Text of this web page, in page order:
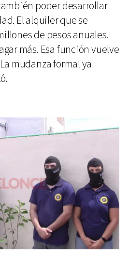
poder desarrollar
El alquiler que se
de pesos anuales.
más. Esa función vuelve
mudanza formal ya